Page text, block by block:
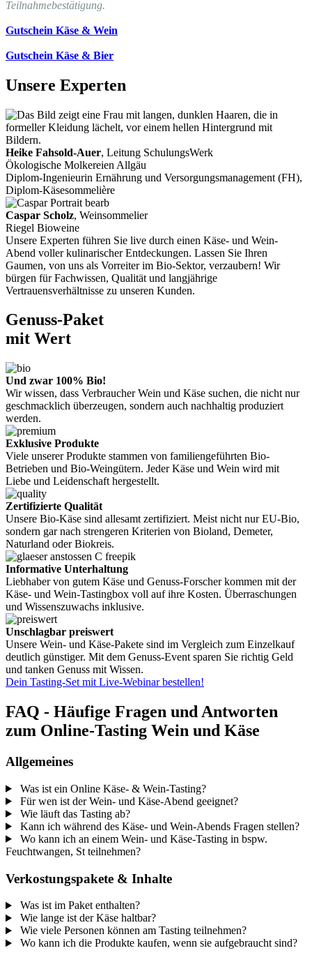
Teilnahmebestätigung.
Gutschein Käse & Wein
Gutschein Käse & Bier
Unsere Experten
Heike Fahsold-Auer, Leitung SchulungsWerk
Ökologische Molkereien Allgäu
Diplom-Ingenieurin Ernährung und Versorgungsmanagement (FH),
Diplom-Käsesommelière
Caspar Scholz, Weinsommelier
Riegel Bioweine
Unsere Experten führen Sie live durch einen Käse- und Wein-
Abend voller kulinarischer Entdeckungen. Lassen Sie Ihren
Gaumen, von uns als Vorreiter im Bio-Sektor, verzaubern! Wir
bürgen für Fachwissen, Qualität und langjährige
Vertrauensverhältnisse zu unseren Kunden.
Genuss-Paket
mit Wert
Und zwar 100% Bio!
Wir wissen, dass Verbraucher Wein und Käse suchen, die nicht nur
geschmacklich überzeugen, sondern auch nachhaltig produziert
werden.
Exklusive Produkte
Viele unserer Produkte stammen von familiengeführten Bio-
Betrieben und Bio-Weingütern. Jeder Käse und Wein wird mit
Liebe und Leidenschaft hergestellt.
Zertifizierte Qualität
Unsere Bio-Käse sind allesamt zertifiziert. Meist nicht nur EU-Bio,
sondern gar nach strengeren Kriterien von Bioland, Demeter,
Naturland oder Biokreis.
Informative Unterhaltung
Liebhaber von gutem Käse und Genuss-Forscher kommen mit der
Käse- und Wein-Tastingbox voll auf ihre Kosten. Überraschungen
und Wissenszuwachs inklusive.
Unschlagbar preiswert
Unsere Wein- und Käse-Pakete sind im Vergleich zum Einzelkauf
deutlich günstiger. Mit dem Genuss-Event sparen Sie richtig Geld
und tanken Genuss mit Wissen.
Dein Tasting-Set mit Live-Webinar bestellen!
FAQ - Häufige Fragen und Antworten
zum Online-Tasting Wein und Käse
Allgemeines
Was ist ein Online Käse- & Wein-Tasting?
Für wen ist der Wein- und Käse-Abend geeignet?
Wie läuft das Tasting ab?
Kann ich während des Käse- und Wein-Abends Fragen stellen?
Wo kann ich an einem Wein- und Käse-Tasting in bspw.
Feuchtwangen, St teilnehmen?
Verkostungspakete & Inhalte
Was ist im Paket enthalten?
Wie lange ist der Käse haltbar?
Wie viele Personen können am Tasting teilnehmen?
Wo kann ich die Produkte kaufen, wenn sie aufgebraucht sind?